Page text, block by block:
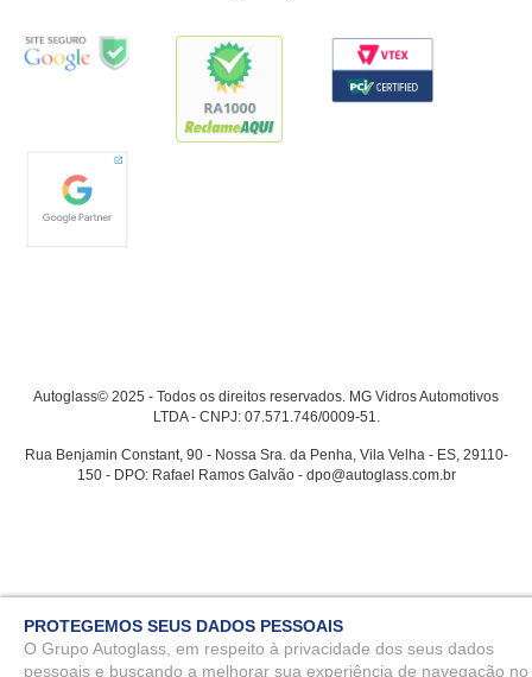
Autoglass© 2025 - Todos os direitos reservados. MG Vidros Automotivos
LTDA - CNPJ: 07.571.746/0009-51.
Rua Benjamin Constant, 90 - Nossa Sra. da Penha, Vila Velha - ES, 29110-
150 - DPO: Rafael Ramos Galvão - dpo@autoglass.com.br
PROTEGEMOS SEUS DADOS PESSOAIS
O Grupo Autoglass, em respeito à privacidade dos seus dados
pessoais e buscando a melhorar sua experiência de navegação no